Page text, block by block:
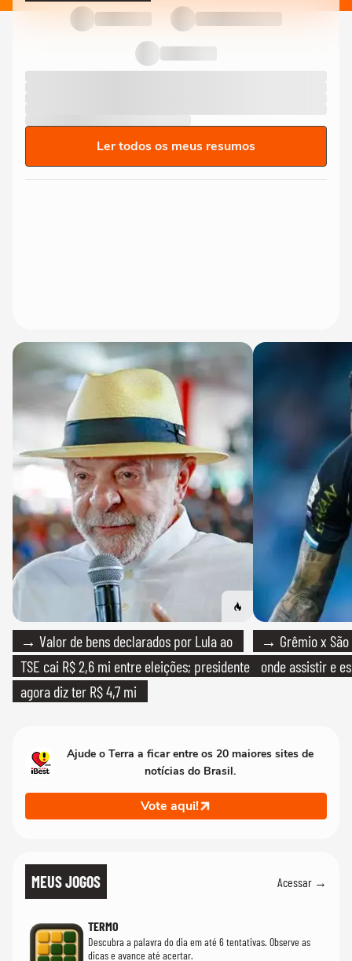
Ler todos os meus resumos
→ Valor de bens declarados por Lula ao
TSE cai R$ 2,6 mi entre eleições; presidente
agora diz ter R$ 4,7 mi
→ Grêmio x São
onde assistir e
Ajude o Terra a ficar entre os 20 maiores sites de
notícias do Brasil.
Vote aqui!
MEUS JOGOS Acessar →
TERMO
Descubra a palavra do dia em até 6 tentativas. Observe as
dicas e avance até acertar.